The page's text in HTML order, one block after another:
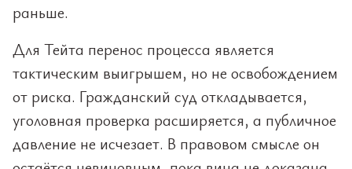
раньше.
Для Тейта перенос процесса является
тактическим выигрышем, но не освобождением
от риска. Гражданский суд откладывается,
уголовная проверка расширяется, а публичное
давление не исчезает. В правовом смысле он